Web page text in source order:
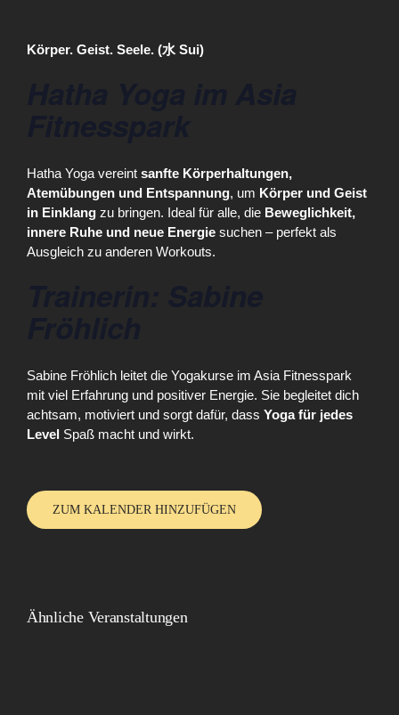
Körper. Geist. Seele. (水 Sui)
Hatha Yoga vereint sanfte Körperhaltungen,
Atemübungen und Entspannung, um Körper und Geist
in Einklang zu bringen. Ideal für alle, die Beweglichkeit,
innere Ruhe und neue Energie suchen – perfekt als
Ausgleich zu anderen Workouts.
Sabine Fröhlich leitet die Yogakurse im Asia Fitnesspark
mit viel Erfahrung und positiver Energie. Sie begleitet dich
achtsam, motiviert und sorgt dafür, dass Yoga für jedes
Level Spaß macht und wirkt.
ZUM KALENDER HINZUFÜGEN
Ähnliche Veranstaltungen